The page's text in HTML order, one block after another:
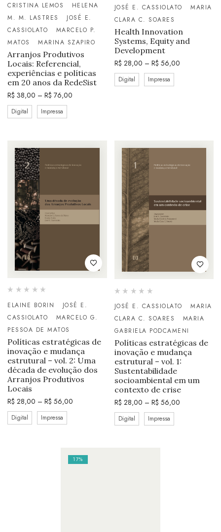
CRISTINA LEMOS
HELENA
M. M. LASTRES
JOSÉ E.
CASSIOLATO
MARCELO P.
MATOS
MARINA SZAPIRO
Arranjos Produtivos
Locais: Referencial,
experiências e políticas
em 20 anos da RedeSist
R$ 38,00 – R$ 76,00
Digital Impressa
JOSÉ E. CASSIOLATO
MARIA
CLARA C. SOARES
Health Innovation
Systems, Equity and
Development
R$ 28,00 – R$ 56,00
Digital Impressa
ELAINE BORIN
JOSÉ E.
CASSIOLATO
MARCELO G.
PESSOA DE MATOS
Políticas estratégicas de
inovação e mudança
estrutural – vol. 2: Uma
década de evolução dos
Arranjos Produtivos
Locais
R$ 28,00 – R$ 56,00
Digital Impressa
JOSÉ E. CASSIOLATO
MARIA
CLARA C. SOARES
MARIA
GABRIELA PODCAMENI
Políticas estratégicas de
inovação e mudança
estrutural – vol. 1:
Sustentabilidade
socioambiental em um
contexto de crise
R$ 28,00 – R$ 56,00
Digital Impressa
17%